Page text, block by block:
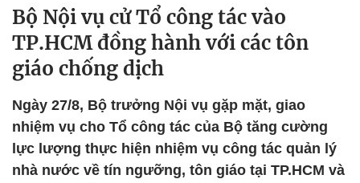
Bộ Nội vụ cử Tổ công tác vào
TP.HCM đồng hành với các tôn
giáo chống dịch
Ngày 27/8, Bộ trưởng Nội vụ gặp mặt, giao
nhiệm vụ cho Tổ công tác của Bộ tăng cường
lực lượng thực hiện nhiệm vụ công tác quản lý
nhà nước về tín ngưỡng, tôn giáo tại TP.HCM và